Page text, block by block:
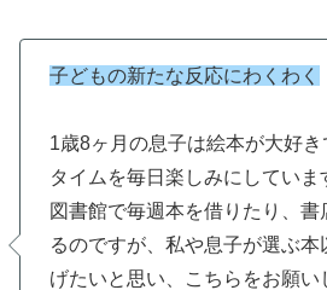
子どもの新たな反応にわくわく
1歳8ヶ月の息子は絵本が大好
タイムを毎日楽しみにしていま
図書館で毎週本を借りたり、書
るのですが、私や息子が選ぶ
げたいと思い、こちらをお願い